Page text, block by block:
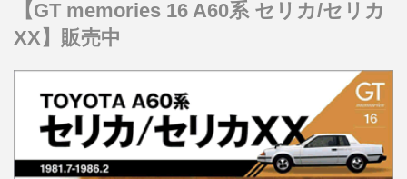
【GT memories 16 A60系 セリカ/セリカ
XX】販売中